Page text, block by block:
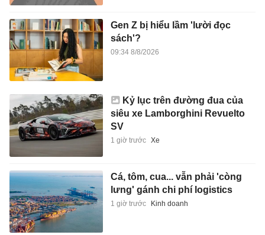
Gen Z bị hiểu lầm 'lười đọc
sách'?
09:34 8/8/2026
Kỷ lục trên đường đua của
siêu xe Lamborghini Revuelto
SV
1 giờ trước Xe
Cá, tôm, cua... vẫn phải 'còng
lưng' gánh chi phí logistics
1 giờ trước Kinh doanh